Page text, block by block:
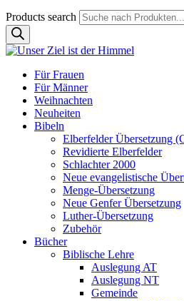
Products search
Für Frauen
Für Männer
Weihnachten
Neuheiten
Bibeln
Elberfelder Übersetzung
Revidierte Elberfelder
Schlachter 2000
Neue evangelistische
Menge-Übersetzung
Neue Genfer Übersetzung
Luther-Übersetzung
Zubehör
Bücher
Biblische Lehre
Auslegung AT
Auslegung NT
Gemeinde